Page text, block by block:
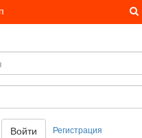
пользователя
Войти Регистрация